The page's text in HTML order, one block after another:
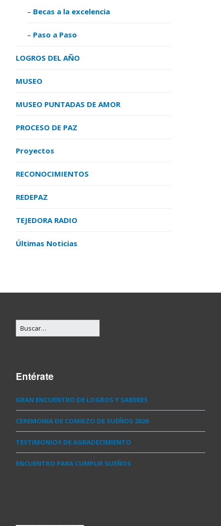
Becas a la excelencia
Paso a Paso
LOGROS DEL AÑO
MUSEO
MUSEO PUNTADAS DE AMOR
PROCESO DE PAZ
Proyectos
RECONOCIMIENTOS
REDEPAZ
TEJEDORA RADIO
Últimas Noticias
Entérate
GRAN ENCUENTRO DE LOGROS Y SABERES
CEREMONIA DE COMIEZO DE SUEÑOS 2026
TESTIMONIOS DE AGRADECIMIENTO
ENCUENTRO PARA CUMPLIR SUEÑOS